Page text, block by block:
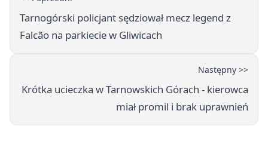
Tarnogórski policjant sędziował mecz legend z
Falcão na parkiecie w Gliwicach
Następny >>
Krótka ucieczka w Tarnowskich Górach - kierowca
miał promil i brak uprawnień